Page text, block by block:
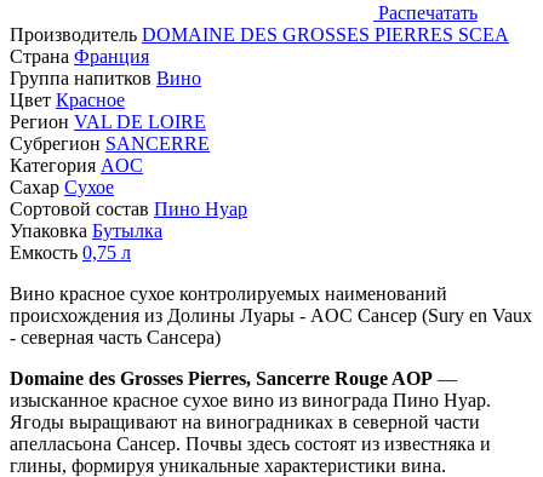
Распечатать
Производитель DOMAINE DES GROSSES PIERRES SCEA
Страна Франция
Группа напитков Вино
Цвет Красное
Регион VAL DE LOIRE
Субрегион SANCERRE
Категория AOC
Сахар Сухое
Сортовой состав Пино Нуар
Упаковка Бутылка
Емкость 0,75 л
Вино красное сухое контролируемых наименований
происхождения из Долины Луары - AOC Сансер (Sury en Vaux
- северная часть Сансера)
Domaine des Grosses Pierres, Sancerre Rouge AOP —
изысканное красное сухое вино из винограда Пино Нуар.
Ягоды выращивают на виноградниках в северной части
апелласьона Сансер. Почвы здесь состоят из известняка и
глины, формируя уникальные характеристики вина.